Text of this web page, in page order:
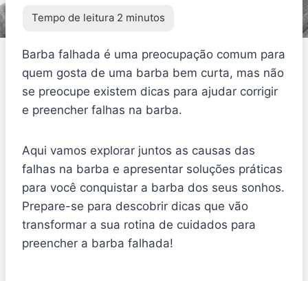
Barba falhada é uma preocupação comum para
quem gosta de uma barba bem curta, mas não
se preocupe existem dicas para ajudar corrigir
e preencher falhas na barba.
Aqui vamos explorar juntos as causas das
falhas na barba e apresentar soluções práticas
para você conquistar a barba dos seus sonhos.
Prepare-se para descobrir dicas que vão
transformar a sua rotina de cuidados para
preencher a barba falhada!